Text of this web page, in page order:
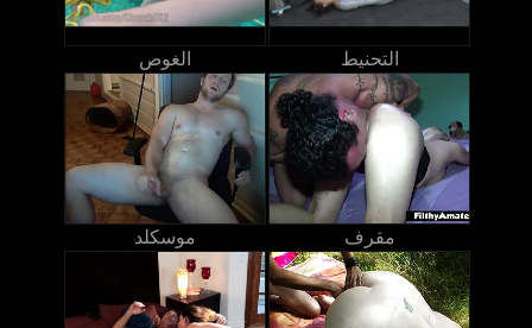
الغوص التحنيط
موسكلد مقرف